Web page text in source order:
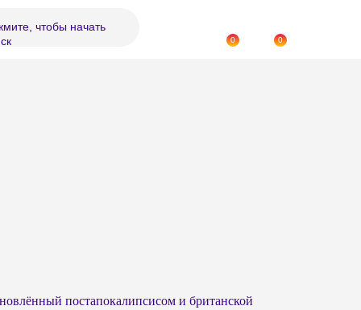
чтобы начать
0 0
постапокалипсисом и британской